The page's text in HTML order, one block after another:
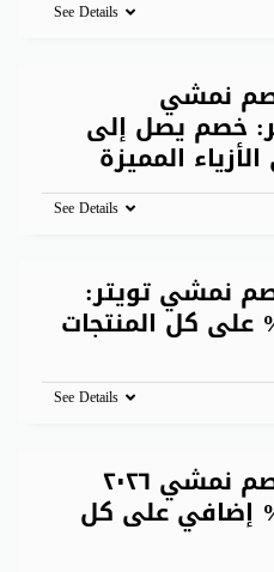
See Details
نمشي
خصم يصل إلى
See Details
نمشي تويتر:
See Details
كوبون خصم نمشي ٢٠٢٦
45% إضافي على كل